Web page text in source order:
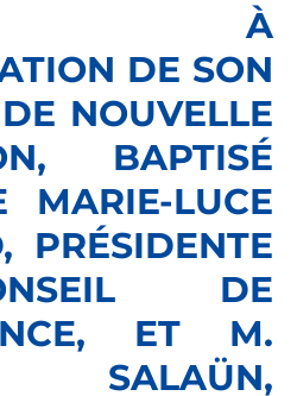
À
DE SON
NOUVELLE
BAPTISÉ
MARIE-LUCE
PRÉSIDENTE
DE
ET M.